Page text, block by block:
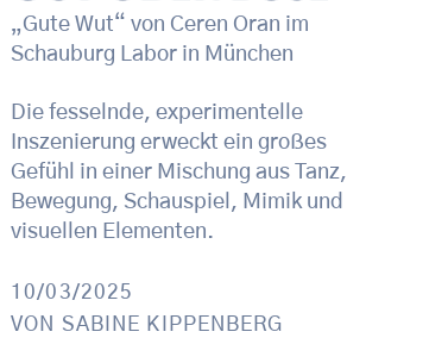
„Gute Wut“ von Ceren Oran im
Schauburg Labor in München
Die fesselnde, experimentelle
Inszenierung erweckt ein großes
Gefühl in einer Mischung aus Tanz,
Bewegung, Schauspiel, Mimik und
visuellen Elementen.
10/03/2025
VON SABINE KIPPENBERG